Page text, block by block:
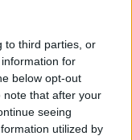
to third parties, or
for
below opt-out
note that after your
seeing
utilized by